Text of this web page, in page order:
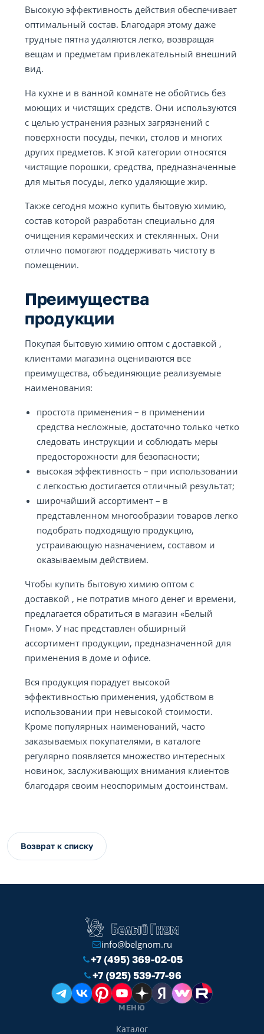
Высокую эффективность действия обеспечивает
оптимальный состав. Благодаря этому даже
трудные пятна удаляются легко, возвращая
вещам и предметам привлекательный внешний
вид.
На кухне и в ванной комнате не обойтись без
моющих и чистящих средств. Они используются
с целью устранения разных загрязнений с
поверхности посуды, печки, столов и многих
других предметов. К этой категории относятся
чистящие порошки, средства, предназначенные
для мытья посуды, легко удаляющие жир.
Также сегодня можно купить бытовую химию,
состав которой разработан специально для
очищения керамических и стеклянных. Они
отлично помогают поддерживать чистоту в
помещении.
Преимущества
продукции
Покупая бытовую химию оптом с доставкой ,
клиентами магазина оцениваются все
преимущества, объединяющие реализуемые
наименования:
простота применения – в применении
средства несложные, достаточно только четко
следовать инструкции и соблюдать меры
предосторожности для безопасности;
высокая эффективность – при использовании
с легкостью достигается отличный результат;
широчайший ассортимент – в
представленном многообразии товаров легко
подобрать подходящую продукцию,
устраивающую назначением, составом и
оказываемым действием.
Чтобы купить бытовую химию оптом с
доставкой , не потратив много денег и времени,
предлагается обратиться в магазин «Белый
Гном». У нас представлен обширный
ассортимент продукции, предназначенной для
применения в доме и офисе.
Вся продукция порадует высокой
эффективностью применения, удобством в
использовании при невысокой стоимости.
Кроме популярных наименований, часто
заказываемых покупателями, в каталоге
регулярно появляется множество интересных
новинок, заслуживающих внимания клиентов
благодаря своим неоспоримым достоинствам.
Возврат к списку
info@belgnom.ru
+7 (495) 369-02-05
+7 (925) 539-77-96
МЕНЮ
Каталог